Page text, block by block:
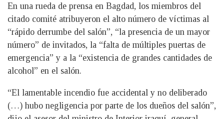
En una rueda de prensa en Bagdad, los miembros del
citado comité atribuyeron el alto número de víctimas al
“rápido derrumbe del salón”, “la presencia de un mayor
número” de invitados, la “falta de múltiples puertas de
emergencia” y a la “existencia de grandes cantidades de
alcohol” en el salón.
“El lamentable incendio fue accidental y no deliberado
(…) hubo negligencia por parte de los dueños del salón”,